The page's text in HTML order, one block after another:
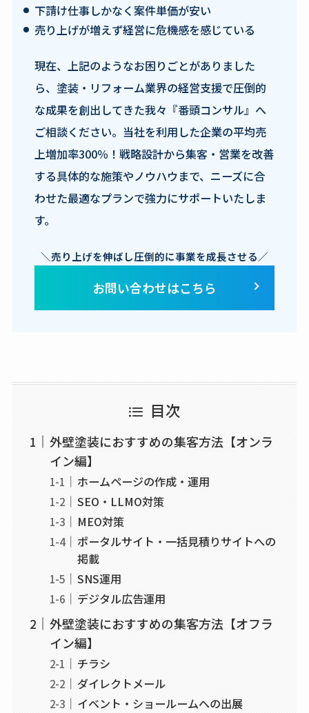
下請け仕事しかなく案件単価が安い
売り上げが増えず経営に危機感を感じている
現在、上記のようなお困りごとがありました
ら、塗装・リフォーム業界の経営支援で圧倒的
な成果を創出してきた我々『番頭コンサル』へ
ご相談ください。当社を利用した企業の平均売
上増加率300％！戦略設計から集客・営業を改善
する具体的な施策やノウハウまで、ニーズに合
わせた最適なプランで強力にサポートいたしま
す。
＼売り上げを伸ばし圧倒的に事業を成長させる／
お問い合わせはこちら
目次
外壁塗装におすすめの集客方法【オンラ
イン編】
ホームページの作成・運用
SEO・LLMO対策
MEO対策
ポータルサイト・一括見積りサイトへの
掲載
SNS運用
デジタル広告運用
外壁塗装におすすめの集客方法【オフラ
イン編】
チラシ
ダイレクトメール
イベント・ショールームへの出展